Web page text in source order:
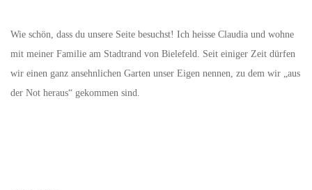
Wie schön, dass du unsere Seite besuchst! Ich heisse Claudia und wohne
mit meiner Familie am Stadtrand von Bielefeld. Seit einiger Zeit dürfen
wir einen ganz ansehnlichen Garten unser Eigen nennen, zu dem wir „aus
der Not heraus“ gekommen sind.